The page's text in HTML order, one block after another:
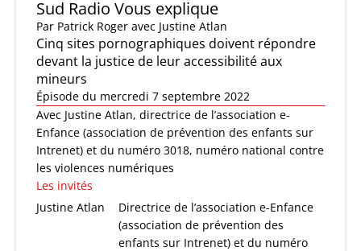
Sud Radio Vous explique
Par Patrick Roger avec Justine Atlan
Cinq sites pornographiques doivent répondre
devant la justice de leur accessibilité aux
mineurs
Épisode du mercredi 7 septembre 2022
Avec Justine Atlan, directrice de l’association e-
Enfance (association de prévention des enfants sur
Intrenet) et du numéro 3018, numéro national contre
les violences numériques
Les invités
Justine Atlan
Directrice de l’association e-Enfance
(association de prévention des
enfants sur Intrenet) et du numéro